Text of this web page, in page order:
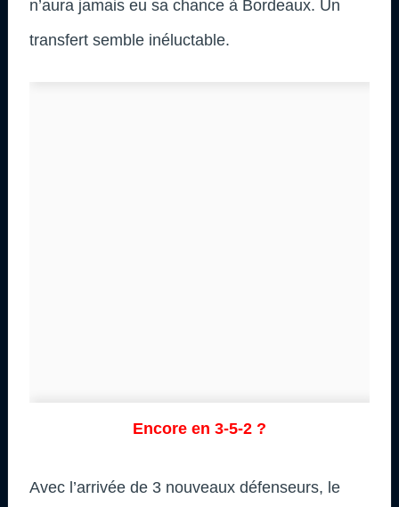
n’aura jamais eu sa chance à Bordeaux. Un
transfert semble inéluctable.
Encore en 3-5-2 ?
Avec l’arrivée de 3 nouveaux défenseurs, le